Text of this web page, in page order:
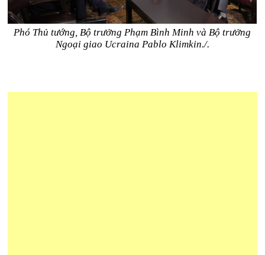
Phó Thủ tướng, Bộ trưởng Phạm Bình Minh và Bộ trưởng
Ngoại giao Ucraina Pablo Klimkin./.